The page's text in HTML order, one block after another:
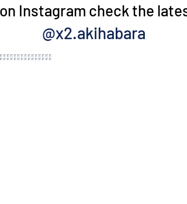
Instagram check the
@x2.akihabara